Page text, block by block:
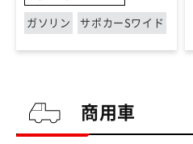
ガソリン サポカーSワイド
商用車